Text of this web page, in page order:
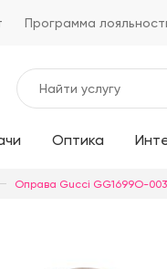
Программа
Оптика
Оправа Gucci GG1699O-